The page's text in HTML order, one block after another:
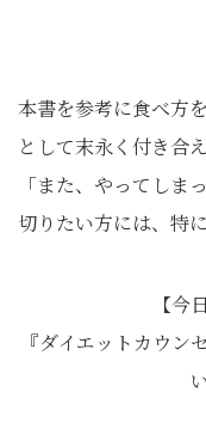
本書を参考に食べ方
として末永く付き合
「また、やってし
切りたい方には、特
【今
『ダイエットカウン